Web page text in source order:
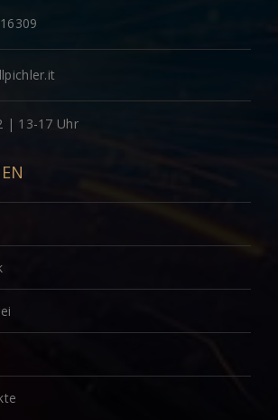
| 13-17 Uhr